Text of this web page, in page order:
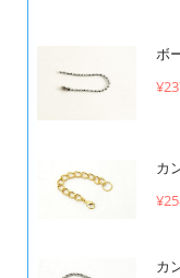
ボ
カ
カ